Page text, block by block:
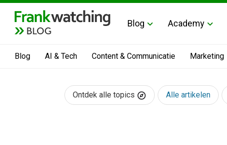
BLOG
Blog Academy
Blog AI & Tech Content & Communicatie Marketing
Ontdek alle topics Alle artikelen